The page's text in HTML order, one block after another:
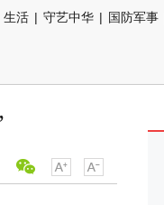
生活 | 守艺中华 | 国防军事